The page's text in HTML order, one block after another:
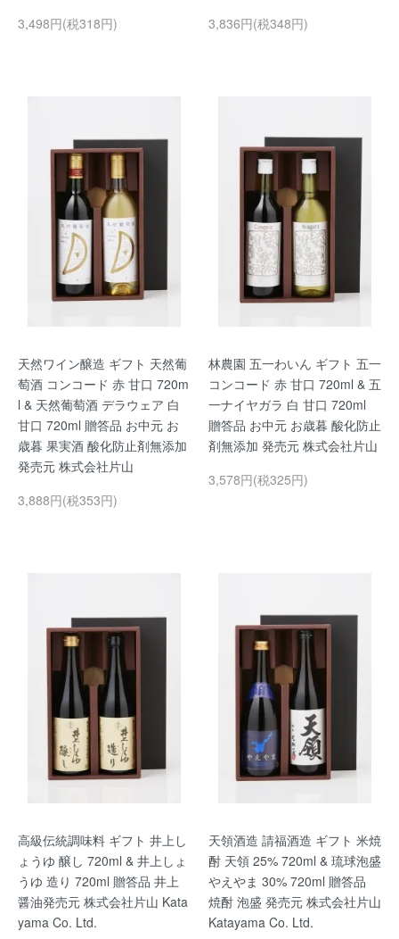
3,498円(税318円)
3,836円(税348円)
天然ワイン醸造 ギフト 天然葡
萄酒 コンコード 赤 甘口 720m
l & 天然葡萄酒 デラウェア 白
甘口 720ml 贈答品 お中元 お
歳暮 果実酒 酸化防止剤無添加
発売元 株式会社片山
3,888円(税353円)
林農園 五一わいん ギフト 五一
コンコード 赤 甘口 720ml & 五
一ナイヤガラ 白 甘口 720ml
贈答品 お中元 お歳暮 酸化防止
剤無添加 発売元 株式会社片山
3,578円(税325円)
高級伝統調味料 ギフト 井上し
ょうゆ 醸し 720ml & 井上しょ
うゆ 造り 720ml 贈答品 井上
醤油発売元 株式会社片山 Kata
yama Co. Ltd.
天領酒造 請福酒造 ギフト 米焼
酎 天領 25% 720ml & 琉球泡盛
やえやま 30% 720ml 贈答品
焼酎 泡盛 発売元 株式会社片山
Katayama Co. Ltd.